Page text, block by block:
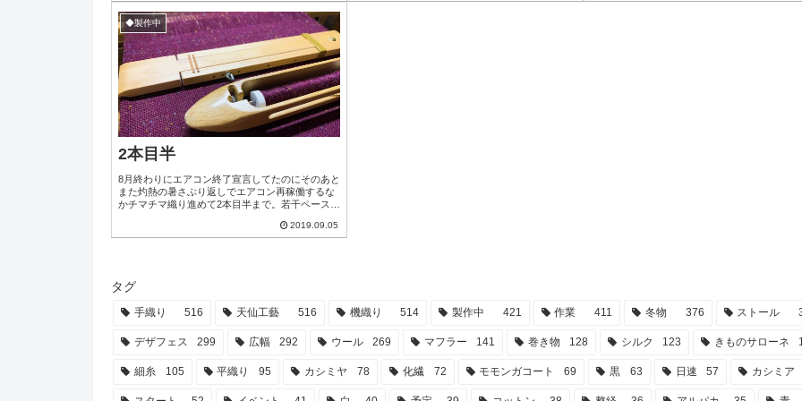
デン製のやつです。和製もあります。これまで何
度か「テンプルで怪我した」みたいな事を書いて
ましたが今日もまたやっちまいました…ちょっと
血が出た(*jωj*)とても便利な道具ではある...
◆製作中
2本目半
8月終わりにエアコン終了宣言してたのにそのあと
また灼熱の暑さぶり返しでエアコン再稼働するな
かチマチマ織り進めて2本目半まで。若干ペースは
ろそろガチで涼しくなってくれませんかね…今日
2019.09.05
タグ
手織り 516 天仙工藝 516 機織り 514 製作中 421 作業 411 冬物 376 ストール
デザフェス 299 広幅 292 ウール 269 マフラー 141 巻き物 128 シルク 123 きものサローネ
細糸 105 平織り 95 カシミヤ 78 化繊 72 モモンガコート 69 黒 63 日速 57 カシミア